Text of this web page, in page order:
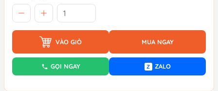
VÀO GIỎ MUA NGAY
GỌI NGAY Z ZALO